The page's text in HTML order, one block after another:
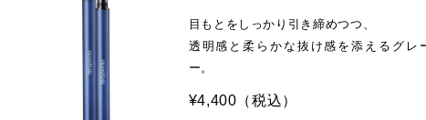
目もとをしっかり引き締めつつ、
透明感と柔らかな抜け感を添えるグレ
ー。
¥4,400 （税込）